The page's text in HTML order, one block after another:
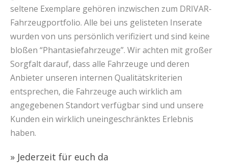
seltene Exemplare gehören inzwischen zum DRIVAR-
Fahrzeugportfolio. Alle bei uns gelisteten Inserate
wurden von uns persönlich verifiziert und sind keine
bloßen “Phantasiefahrzeuge”. Wir achten mit großer
Sorgfalt darauf, dass alle Fahrzeuge und deren
Anbieter unseren internen Qualitätskriterien
entsprechen, die Fahrzeuge auch wirklich am
angegebenen Standort verfügbar sind und unsere
Kunden ein wirklich uneingeschränktes Erlebnis
haben.
» Jederzeit für euch da